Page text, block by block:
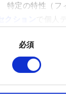
特定の特性（フ
で個人
Cookieはウェ
上のために、オ
お客様の許可な
必須